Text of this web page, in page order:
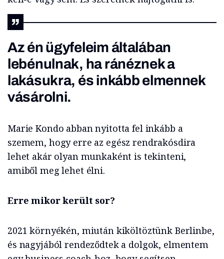
Az én ügyfeleim általában
lebénulnak, ha ránéznek a
lakásukra, és inkább elmennek
vásárolni.
Marie Kondo abban nyitotta fel inkább a
szemem, hogy erre az egész rendrakósdira
lehet akár olyan munkaként is tekinteni,
amiből meg lehet élni.
Erre mikor került sor?
2021 környékén, miután kiköltöztünk Berlinbe,
és nagyjából rendeződtek a dolgok, elmentem